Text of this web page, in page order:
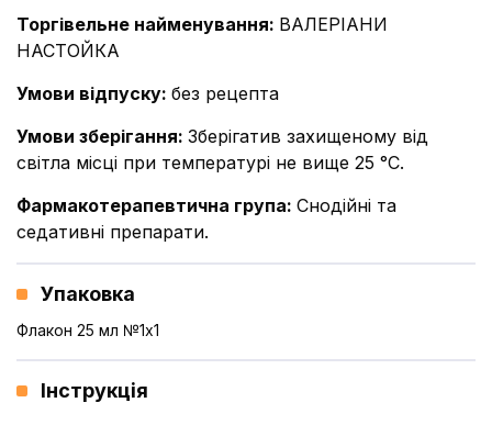
Торгівельне найменування: ВАЛЕРІАНИ
НАСТОЙКА
Умови відпуску: без рецепта
Умови зберігання: Зберігатив захищеному від
світла місці при температурі не вище 25 °С.
Фармакотерапевтична група: Снодійні та
седативні препарати.
Упаковка
Флакон 25 мл №1x1
Інструкція